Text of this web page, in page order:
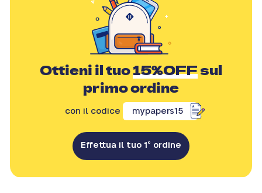
Ottieni il tuo15%OFFsul
primo ordine
con il codice mypapers15
Effettua il tuo 1° ordine